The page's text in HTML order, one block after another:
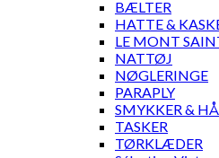
BÆLTER
HATTE &
LE MONT
NATTØJ
NØGLERINGE
PARAPLY
SMYKKER &
TASKER
TØRKLÆDER